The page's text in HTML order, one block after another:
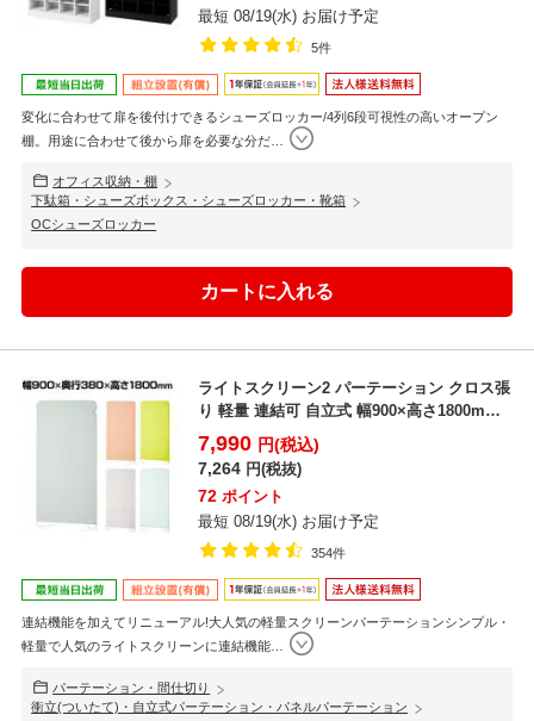
最短 08/19(水) お届け予定
5件
変化に合わせて扉を後付けできるシューズロッカー/4列6段可視性の高いオープン
棚。用途に合わせて後から扉を必要な分だ…
オフィス収納・棚
下駄箱・シューズボックス・シューズロッカー・靴箱
OCシューズロッカー
ライトスクリーン2 パーテーション クロス張
り 軽量 連結可 自立式 幅900×高さ1800mm
目...
7,990 円(税込)
7,264 円(税抜)
72 ポイント
最短 08/19(水) お届け予定
354件
連結機能を加えてリニューアル!大人気の軽量スクリーンパーテーションシンプル・
軽量で人気のライトスクリーンに連結機能…
パーテーション・間仕切り
衝立(ついたて)・自立式パーテーション・パネルパーテーション